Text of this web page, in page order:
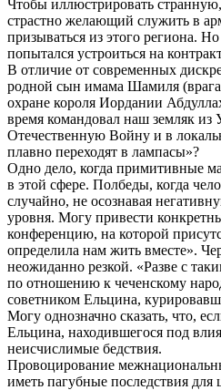
Чтобы иллюстрировать
страстно желающий служить в
призываться из этого региона.
попытался устроиться на
В отличие от современных
родной сын имама Шамиля
охране короля Иордании
время командовал наш земляк
Отечественную Войну и в
плавно переходят в лампасы»?
Одно дело, когда примитивные
в этой сфере. Полбеды, когда
случайно, не осознавая
уровня. Могу привести
конференцию, на которой
определила нам жить вместе».
неожиданно резкой. «Разве с
по отношению к чеченскому
советником Ельцина,
Могу однозначно сказать, что,
Ельцина, находившегося под
неисчислимые бедствия.
Провоцирование
иметь пагубные последствия